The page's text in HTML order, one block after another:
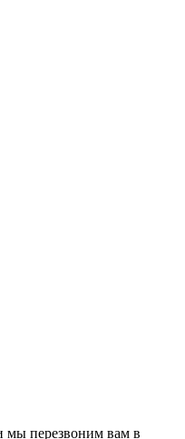
мы перезвоним вам в